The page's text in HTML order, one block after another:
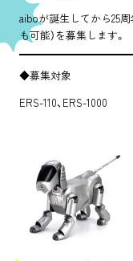
ABOUT
NEWS
AGENT
aiboが誕生してから25
も可能）を募集します。
◆募集対象
ERS-110、ERS-1000